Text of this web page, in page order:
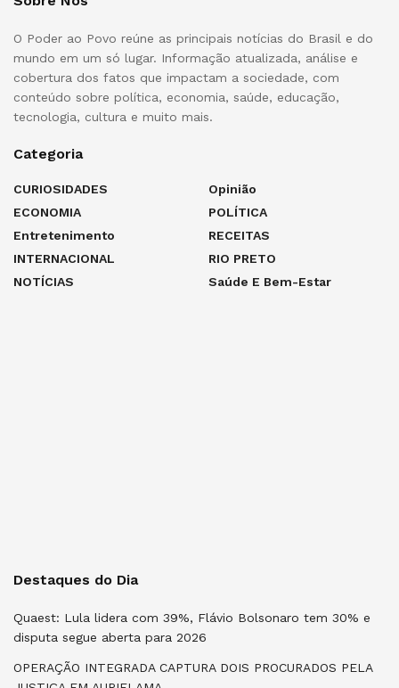
O Poder ao Povo reúne as principais notícias do Brasil e do
mundo em um só lugar. Informação atualizada, análise e
cobertura dos fatos que impactam a sociedade, com
conteúdo sobre política, economia, saúde, educação,
tecnologia, cultura e muito mais.
Categoria
CURIOSIDADES
ECONOMIA
Entretenimento
INTERNACIONAL
NOTÍCIAS
Opinião
POLÍTICA
RECEITAS
RIO PRETO
Saúde E Bem-Estar
Destaques do Dia
Quaest: Lula lidera com 39%, Flávio Bolsonaro tem 30% e
disputa segue aberta para 2026
OPERAÇÃO INTEGRADA CAPTURA DOIS PROCURADOS PELA